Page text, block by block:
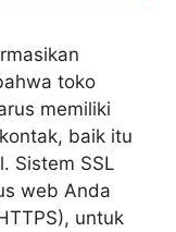
toko
memiliki
baik itu
Sistem SSL
web Anda
untuk